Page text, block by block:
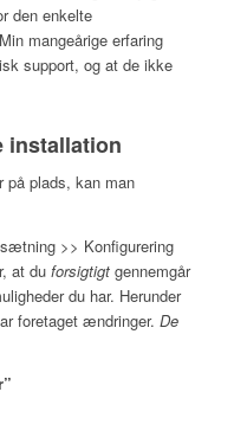
den enkelte
mangeårige erfaring
support, og at de ikke
installation
på plads, kan man
>> Konfigurering
at du forsigtigtgennemgår
du har. Herunder
foretaget ændringer. De